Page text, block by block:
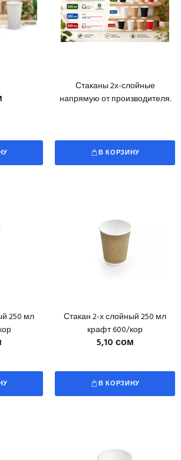
Стаканы 2х-слойные
напрямую от производителя.
В КОРЗИНУ
250 мл
Стакан 2-х слойный 250 мл
крафт 600/кор
5,10 сом
В КОРЗИНУ